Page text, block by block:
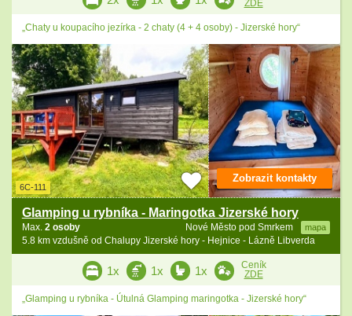
ZDE
„Chaty u koupacího jezírka - 2 chaty (4 + 4 osoby) - Jizerské hory“
6C-111
Glamping u rybníka - Maringotka Jizerské hory
Nové Město pod Smrkem mapa
Max. 2 osoby
5.8 km vzdušně od Chalupy Jizerské hory - Hejnice - Lázně Libverda
Zobrazit kontakty
1x 1x 1x
Ceník
ZDE
„Glamping u rybníka - Útulná Glamping maringotka - Jizerské hory“